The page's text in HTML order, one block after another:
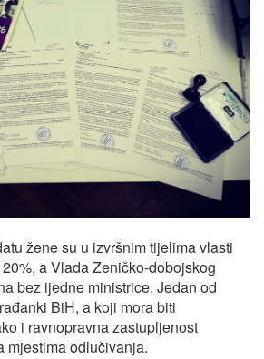
žene su u izvršnim tijelima vlasti
a Vlada Zeničko-dobojskog
bez ijedne ministrice. Jedan od
BiH, a koji mora biti
i ravnopravna zastupljenost
mjestima odlučivanja.